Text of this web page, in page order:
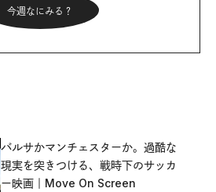
今週なにみる？
バルサかマンチェスターか。過酷な
現実を突きつける、戦時下のサッカ
ー映画｜Move On Screen